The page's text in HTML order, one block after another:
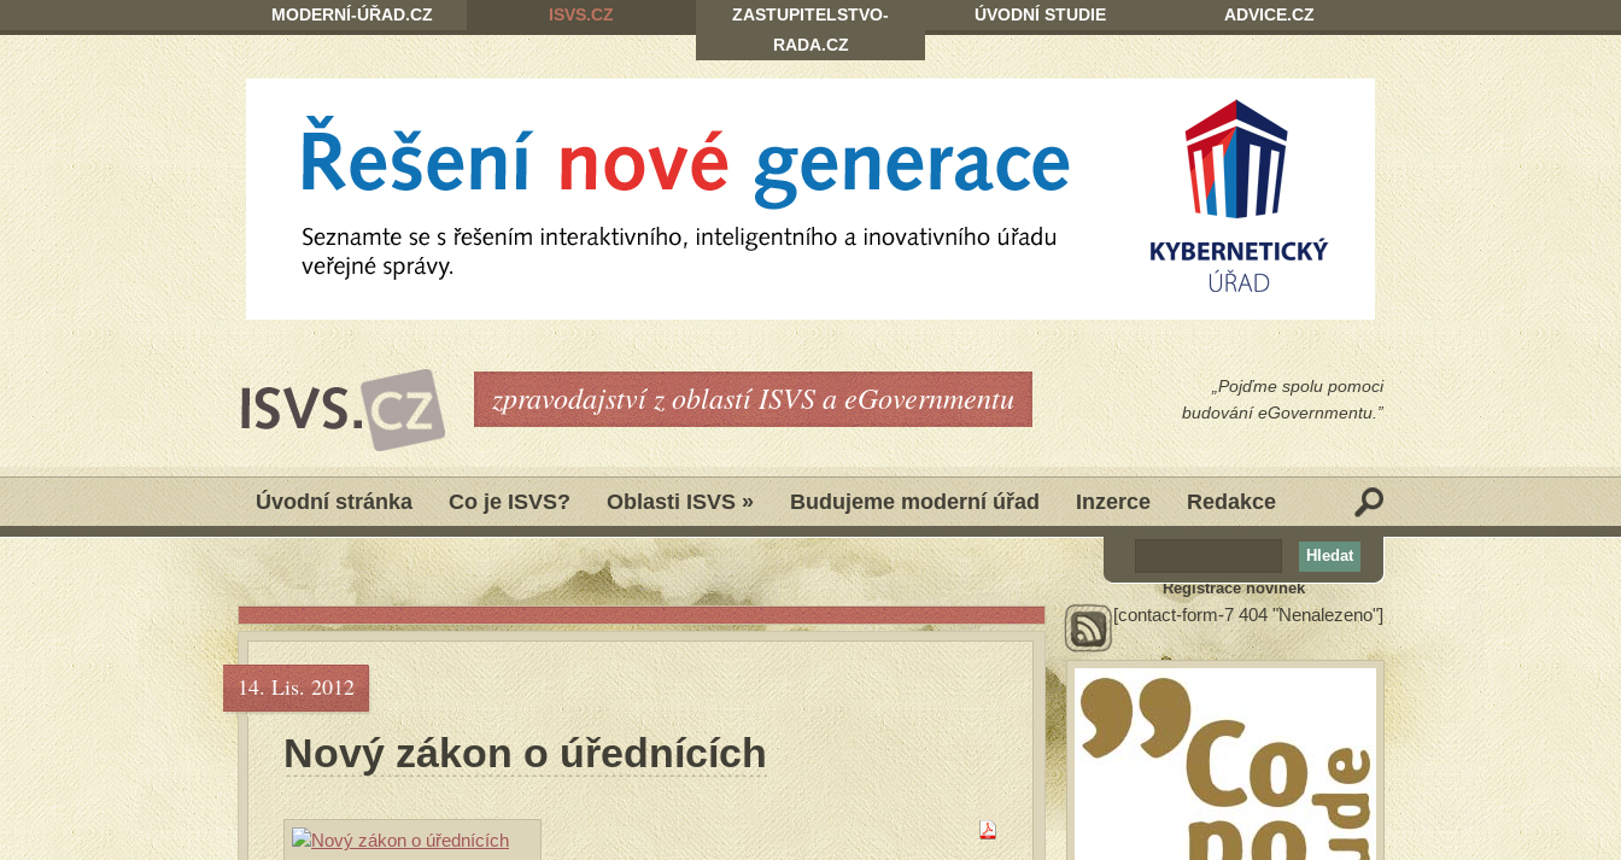
„Pojďme spolu pomoci
budování eGovernmentu.”
zpravodajství z oblastí ISVS a eGovernmentu
Úvodní stránka Co je ISVS? Oblasti ISVS » Budujeme moderní úřad Inzerce Redakce
14. Lis. 2012
Nový zákon o úřednících
Registrace novinek
[contact-form-7 404 "Nenalezeno"]
MODERNÍ-ÚŘAD.CZ ISVS.CZ
ZASTUPITELSTVO-
RADA.CZ
ÚVODNÍ STUDIE ADVICE.CZ